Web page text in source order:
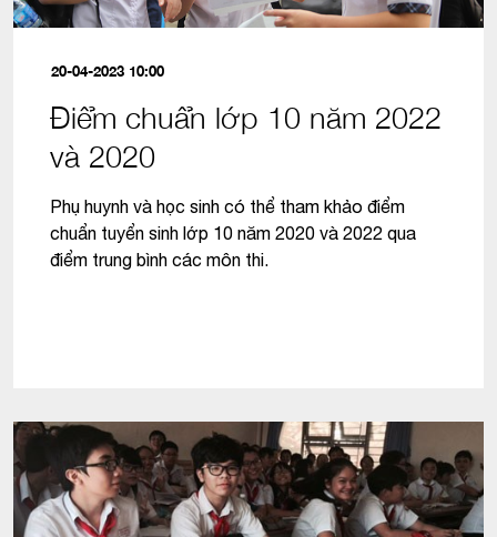
20-04-2023 10:00
Điểm chuẩn lớp 10 năm 2022
và 2020
Phụ huynh và học sinh có thể tham khảo điểm
chuẩn tuyển sinh lớp 10 năm 2020 và 2022 qua
điểm trung bình các môn thi.